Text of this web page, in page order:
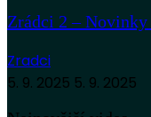
Zrádci 2 –
Zradci
5. 9. 2025 5. 9. 2025